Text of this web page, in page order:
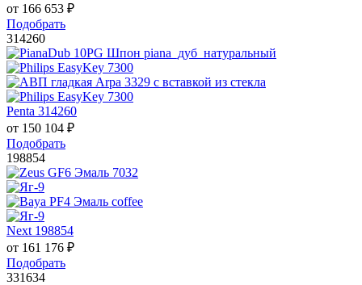
от 166 653 ₽
Подобрать
314260
Penta 314260
от 150 104 ₽
Подобрать
198854
Next 198854
от 161 176 ₽
Подобрать
331634